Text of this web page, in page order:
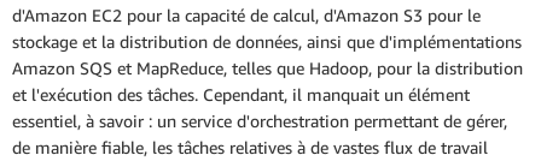
d'Amazon EC2 pour la capacité de calcul, d'Amazon S3 pour le
stockage et la distribution de données, ainsi que d'implémentations
Amazon SQS et MapReduce, telles que Hadoop, pour la distribution
et l'exécution des tâches. Cependant, il manquait un élément
essentiel, à savoir : un service d'orchestration permettant de gérer,
de manière fiable, les tâches relatives à de vastes flux de travail